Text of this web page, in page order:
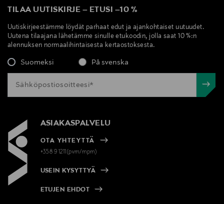
TILAA UUTISKIRJE – ETUSI –10 %
Uutiskirjeestämme löydät parhaat edut ja ajankohtaiset uutuudet.
Uutena tilaajana lähetämme sinulle etukoodin, jolla saat 10 %:n
alennuksen normaalihintaisesta kertaostoksesta.
Suomeksi På svenska
ASIAKASPALVELU
OTA YHTEYTTÄ
+358 9 1211(pvm/mpm)
USEIN KYSYTTYÄ
ETUJEN EHDOT